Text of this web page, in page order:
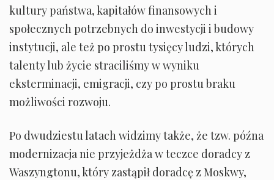
kultury państwa, kapitałów finansowych i
społecznych potrzebnych do inwestycji i budowy
instytucji, ale też po prostu tysięcy ludzi, których
talenty lub życie straciliśmy w wyniku
eksterminacji, emigracji, czy po prostu braku
możliwości rozwoju.
Po dwudziestu latach widzimy także, że tzw. późna
modernizacja nie przyjeżdża w teczce doradcy z
Waszyngtonu, który zastąpił doradcę z Moskwy,